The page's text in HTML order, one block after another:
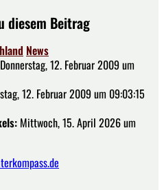
diesem Beitrag
News
Donnerstag, 12. Februar 2009 um
12. Februar 2009 um 09:03:15
Mittwoch, 15. April 2026 um